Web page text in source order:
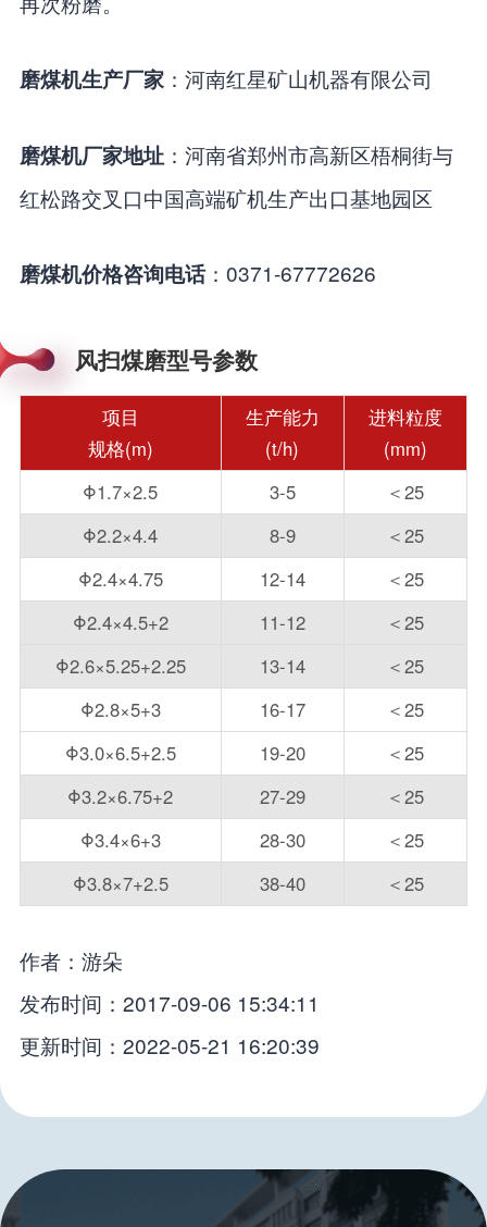
磨煤机生产厂家：河南红星矿山机器有限公司
磨煤机厂家地址：河南省郑州市高新区梧桐街与
红松路交叉口中国高端矿机生产出口基地园区
磨煤机价格咨询电话：0371-67772626
风扫煤磨型号参数
项目
规格(m)
生产能力
(t/h)
进料粒度
(mm)
Φ1.7×2.5
3-5
＜25
Φ2.2×4.4
8-9
＜25
Φ2.4×4.75
12-14
＜25
Φ2.4×4.5+2
11-12
＜25
Φ2.6×5.25+2.25
13-14
＜25
Φ2.8×5+3
16-17
＜25
Φ3.0×6.5+2.5
19-20
＜25
Φ3.2×6.75+2
27-29
＜25
Φ3.4×6+3
28-30
＜25
Φ3.8×7+2.5
38-40 ＜25
作者：游朵
发布时间：2017-09-06 15:34:11
更新时间：2022-05-21 16:20:39